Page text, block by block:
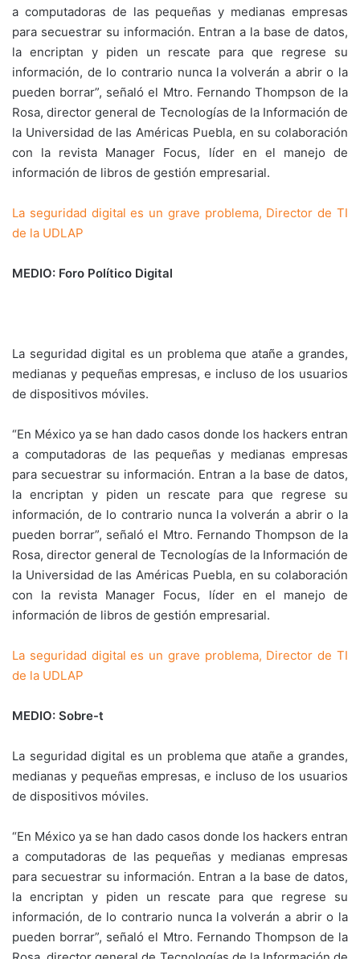
a computadoras de las pequeñas y medianas empresas
para secuestrar su información. Entran a la base de datos,
la encriptan y piden un rescate para que regrese su
información, de lo contrario nunca la volverán a abrir o la
pueden borrar”, señaló el Mtro. Fernando Thompson de la
Rosa, director general de Tecnologías de la Información de
la Universidad de las Américas Puebla, en su colaboración
con la revista Manager Focus, líder en el manejo de
información de libros de gestión empresarial.
La seguridad digital es un grave problema, Director de TI
de la UDLAP
MEDIO: Foro Político Digital
La seguridad digital es un problema que atañe a grandes,
medianas y pequeñas empresas, e incluso de los usuarios
de dispositivos móviles.
“En México ya se han dado casos donde los hackers entran
a computadoras de las pequeñas y medianas empresas
para secuestrar su información. Entran a la base de datos,
la encriptan y piden un rescate para que regrese su
información, de lo contrario nunca la volverán a abrir o la
pueden borrar”, señaló el Mtro. Fernando Thompson de la
Rosa, director general de Tecnologías de la Información de
la Universidad de las Américas Puebla, en su colaboración
con la revista Manager Focus, líder en el manejo de
información de libros de gestión empresarial.
La seguridad digital es un grave problema, Director de TI
de la UDLAP
MEDIO: Sobre-t
La seguridad digital es un problema que atañe a grandes,
medianas y pequeñas empresas, e incluso de los usuarios
de dispositivos móviles.
“En México ya se han dado casos donde los hackers entran
a computadoras de las pequeñas y medianas empresas
para secuestrar su información. Entran a la base de datos,
la encriptan y piden un rescate para que regrese su
información, de lo contrario nunca la volverán a abrir o la
pueden borrar”, señaló el Mtro. Fernando Thompson de la